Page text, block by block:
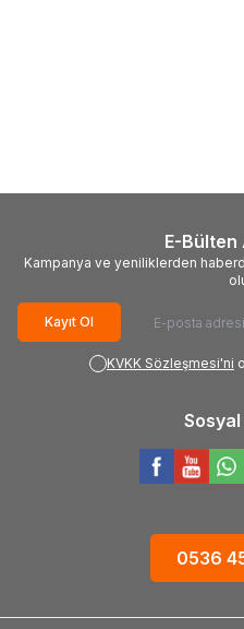
E-Bülten
Kampanya ve yeniliklerden
Kayıt Ol
KVKK Sözleşmesi'ni
0536